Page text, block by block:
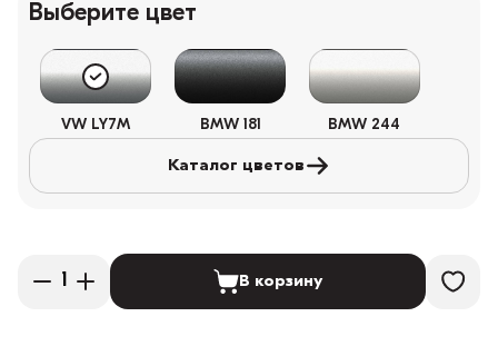
Выберите цвет
VW LY7M BMW 181 BMW 244
Каталог цветов
В корзину